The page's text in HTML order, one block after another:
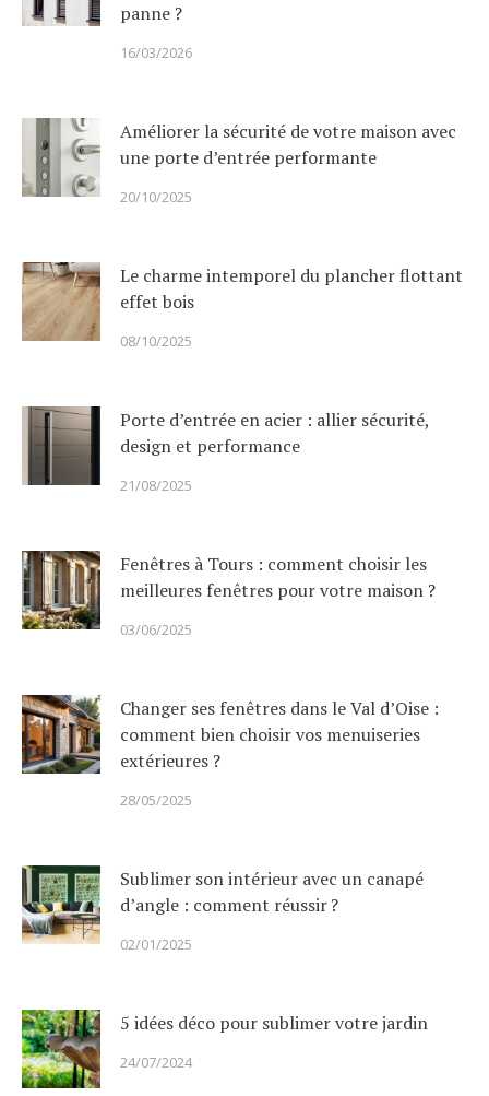
panne ?
16/03/2026
Améliorer la sécurité de votre maison avec
une porte d’entrée performante
20/10/2025
Le charme intemporel du plancher flottant
effet bois
08/10/2025
Porte d’entrée en acier : allier sécurité,
design et performance
21/08/2025
Fenêtres à Tours : comment choisir les
meilleures fenêtres pour votre maison ?
03/06/2025
Changer ses fenêtres dans le Val d’Oise :
comment bien choisir vos menuiseries
extérieures ?
28/05/2025
Sublimer son intérieur avec un canapé
d’angle : comment réussir ?
02/01/2025
5 idées déco pour sublimer votre jardin
24/07/2024